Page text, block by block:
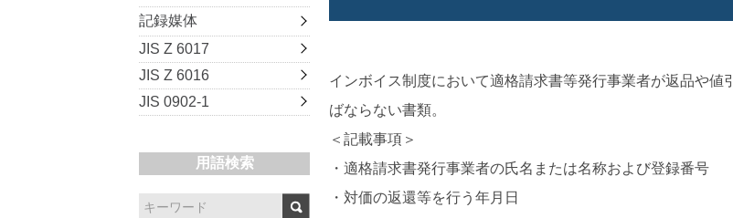
記録媒体
JIS Z 6017
JIS Z 6016
JIS 0902-1
用語検索
インボイス制度において適格請求書等発行事業者が返品や
ばならない書類。
＜記載事項＞
・適格請求書発行事業者の氏名または名称および登録番号
・対価の返還等を行う年月日